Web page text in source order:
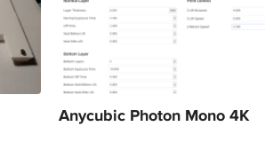
Anycubic Photon Mono 4K